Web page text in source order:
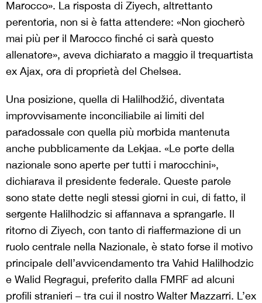
Marocco». La risposta di Ziyech, altrettanto
perentoria, non si è fatta attendere: «Non giocherò
mai più per il Marocco finché ci sarà questo
allenatore», aveva dichiarato a maggio il trequartista
ex Ajax, ora di proprietà del Chelsea.
Una posizione, quella di Halilhodžić, diventata
improvvisamente inconciliabile ai limiti del
paradossale con quella più morbida mantenuta
anche pubblicamente da Lekjaa. «Le porte della
nazionale sono aperte per tutti i marocchini»,
dichiarava il presidente federale. Queste parole
sono state dette negli stessi giorni in cui, di fatto, il
sergente Halilhodzic si affannava a sprangarle. Il
ritorno di Ziyech, con tanto di riaffermazione di un
ruolo centrale nella Nazionale, è stato forse il motivo
principale dell’avvicendamento tra Vahid Halilhodzic
e Walid Regragui, preferito dalla FMRF ad alcuni
profili stranieri – tra cui il nostro Walter Mazzarri. L’ex